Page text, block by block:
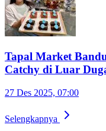
Tapal Market
Catchy di Luar
27 Des 2025, 07:00
Selengkapnya